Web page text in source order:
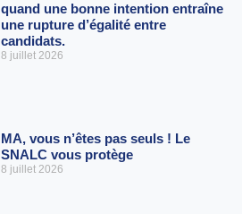
quand une bonne intention entraîne
une rupture d’égalité entre
candidats.
8 juillet 2026
MA, vous n’êtes pas seuls ! Le
SNALC vous protège
8 juillet 2026